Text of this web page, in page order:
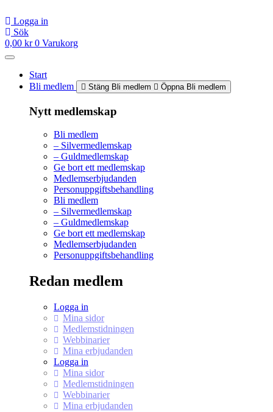
till
innehåll
Logga in
Sök
0,00 kr 0 Varukorg
Start
Bli medlem
Stäng Bli medlem Öppna Bli medlem
Nytt medlemskap
Bli medlem
– Silvermedlemskap
– Guldmedlemskap
Ge bort ett medlemskap
Medlemserbjudanden
Personuppgiftsbehandling
Bli medlem
– Silvermedlemskap
– Guldmedlemskap
Ge bort ett medlemskap
Medlemserbjudanden
Personuppgiftsbehandling
Redan medlem
Logga in
Mina sidor
Medlemstidningen
Webbinarier
Mina erbjudanden
Logga in
Mina sidor
Medlemstidningen
Webbinarier
Mina erbjudanden